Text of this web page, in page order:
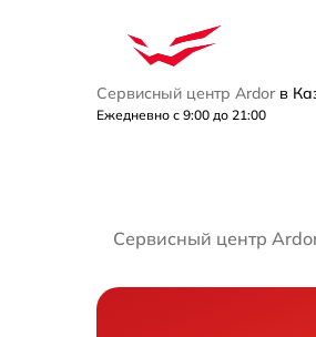
Сервисный центр Ardor в
Ежедневно с 9:00 до 21:00
Сервисный центр